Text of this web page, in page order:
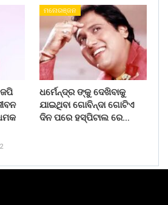
ମନୋରଞ୍ଜନ
ଧର୍ମେନ୍ଦ୍ର ଙ୍କୁ ଦେଖିବାକୁ
ଯାଇଥିବା ଗୋବିନ୍ଦା ଗୋଟିଏ
ଦିନ ପରେ ହସ୍ପିଟାଲ ରେ…